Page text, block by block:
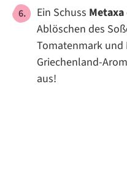
Ein Schuss Metaxa
Ablöschen des
Tomatenmark und
Griechenland-
aus!